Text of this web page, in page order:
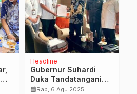
Headline
Gubernur Suhardi
Duka Tandatangani
BAST, Siap Jalankan
calendar_monthRab, 6 Agu 2025